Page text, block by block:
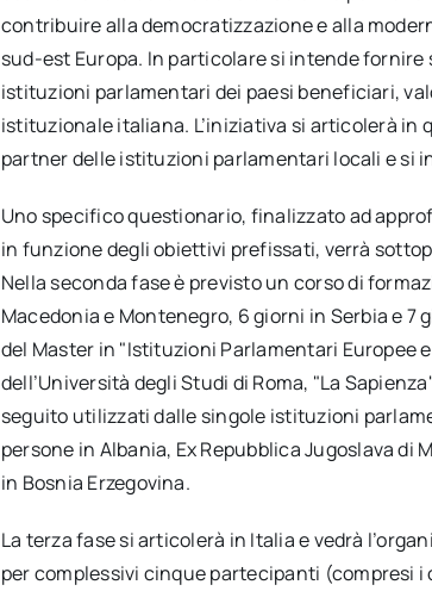
contribuire alla democratizzazione e alla
sud-est Europa. In particolare si intende
istituzioni parlamentari dei paesi beneficiari,
istituzionale italiana. L’iniziativa si articolerà
partner delle istituzioni parlamentari locali e si
Uno specifico questionario, finalizzato ad
in funzione degli obiettivi prefissati, verrà
Nella seconda fase è previsto un corso di
Macedonia e Montenegro, 6 giorni in Serbia e
del Master in "Istituzioni Parlamentari Europee
dell’Università degli Studi di Roma, "La
seguito utilizzati dalle singole istituzioni
persone in Albania, Ex Repubblica Jugoslava di
in Bosnia Erzegovina.
La terza fase si articolerà in Italia e vedrà
per complessivi cinque partecipanti (compresi i